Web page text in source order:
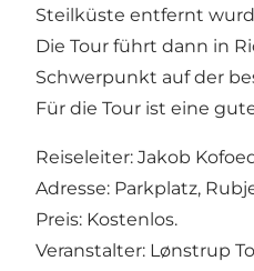
Steilküste entfernt
Die Tour führt dann in
Schwerpunkt auf der
Für die Tour ist eine
Reiseleiter: Jakob
Adresse: Parkplatz,
Preis: Kostenlos.
Veranstalter: Lønstrup